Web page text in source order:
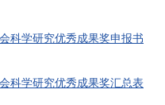
科学研究优秀成果奖申报书
科学研究优秀成果奖汇总表